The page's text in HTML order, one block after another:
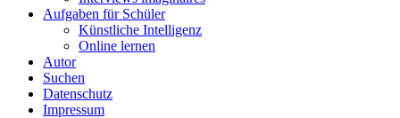
Aufgaben für Schüler
Künstliche Intelligenz
Online lernen
Autor
Suchen
Datenschutz
Impressum